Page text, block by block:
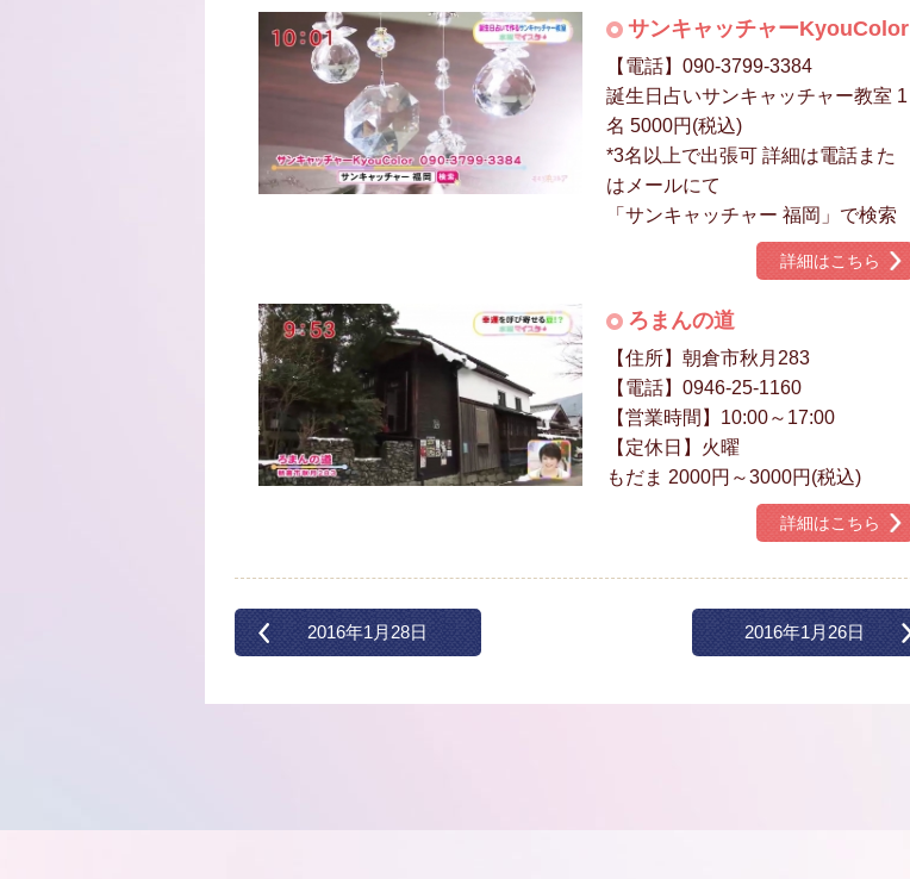
サンキャッチャーKyouColor
【電話】090-3799-3384
誕生日占いサンキャッチャー教室 1
名 5000円(税込)
*3名以上で出張可 詳細は電話また
はメールにて
「サンキャッチャー 福岡」で検索
詳細はこちら
ろまんの道
【住所】朝倉市秋月283
【電話】0946-25-1160
【営業時間】10:00～17:00
【定休日】火曜
もだま 2000円～3000円(税込)
詳細はこちら
2016年1月28日 2016年1月26日